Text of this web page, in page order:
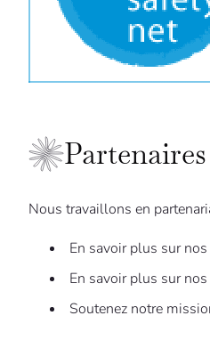
Nous travaillons en
En savoir plus sur nos
En savoir plus sur
Soutenez notre